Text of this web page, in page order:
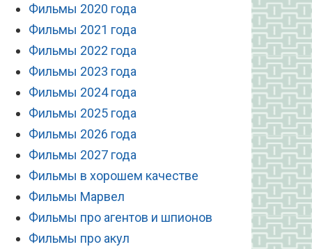
Фильмы 2020 года
Фильмы 2021 года
Фильмы 2022 года
Фильмы 2023 года
Фильмы 2024 года
Фильмы 2025 года
Фильмы 2026 года
Фильмы 2027 года
Фильмы в хорошем качестве
Фильмы Марвел
Фильмы про агентов и шпионов
Фильмы про акул